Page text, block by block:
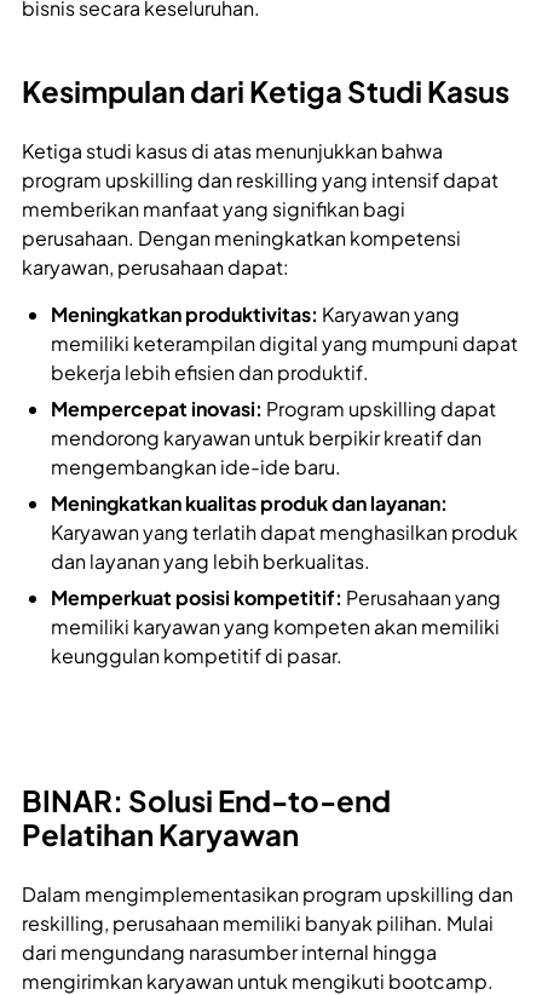
bisnis secara keseluruhan.
Kesimpulan dari Ketiga Studi Kasus
Ketiga studi kasus di atas menunjukkan bahwa
program upskilling dan reskilling yang intensif dapat
memberikan manfaat yang signifikan bagi
perusahaan. Dengan meningkatkan kompetensi
karyawan, perusahaan dapat:
Meningkatkan produktivitas: Karyawan yang
memiliki keterampilan digital yang mumpuni dapat
bekerja lebih efisien dan produktif.
Mempercepat inovasi: Program upskilling dapat
mendorong karyawan untuk berpikir kreatif dan
mengembangkan ide-ide baru.
Meningkatkan kualitas produk dan layanan:
Karyawan yang terlatih dapat menghasilkan produk
dan layanan yang lebih berkualitas.
Memperkuat posisi kompetitif: Perusahaan yang
memiliki karyawan yang kompeten akan memiliki
keunggulan kompetitif di pasar.
BINAR: Solusi End-to-end
Pelatihan Karyawan
Dalam mengimplementasikan program upskilling dan
reskilling, perusahaan memiliki banyak pilihan. Mulai
dari mengundang narasumber internal hingga
mengirimkan karyawan untuk mengikuti bootcamp.